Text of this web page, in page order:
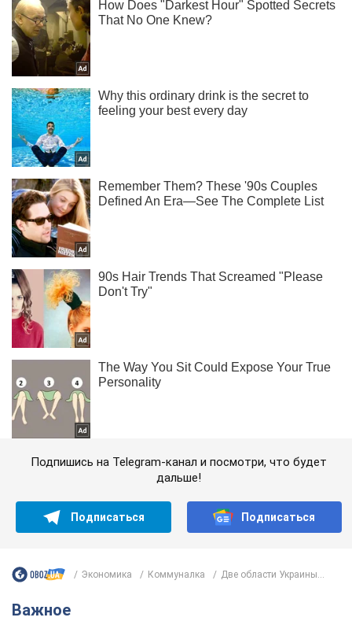
Подпишись на Telegram-канал и посмотри, что будет
дальше!
Подписаться Подписаться
Экономика Коммуналка Две области Украины...
Важное